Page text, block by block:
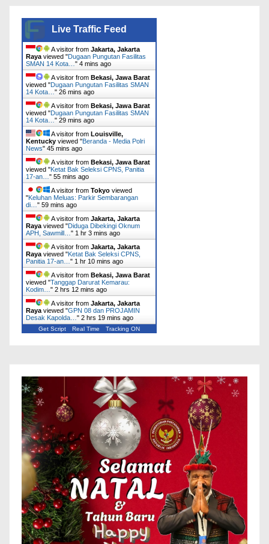
Live Traffic Feed
A visitor from Jakarta, Jakarta
Raya viewed "Dugaan Pungutan Fasilitas
SMAN 14 Kota… " 4 mins ago
A visitor from Bekasi, Jawa Barat
viewed "Dugaan Pungutan Fasilitas SMAN
14 Kota… " 26 mins ago
A visitor from Bekasi, Jawa Barat
viewed "Dugaan Pungutan Fasilitas SMAN
14 Kota… " 29 mins ago
A visitor from Louisville,
Kentucky viewed "Beranda - Media Polri
News" 45 mins ago
A visitor from Bekasi, Jawa Barat
viewed "Ketat Bak Seleksi CPNS, Panitia
17-an… " 55 mins ago
A visitor from Tokyo viewed
"Keluhan Meluas: Parkir Sembarangan
di… " 59 mins ago
A visitor from Jakarta, Jakarta
Raya viewed "Diduga Dibekingi Oknum
APH, Sawmill… " 1 hr 3 mins ago
A visitor from Jakarta, Jakarta
Raya viewed "Ketat Bak Seleksi CPNS,
Panitia 17-an… " 1 hr 10 mins ago
A visitor from Bekasi, Jawa Barat
viewed "Tanggap Darurat Kemarau:
Kodim… " 2 hrs 12 mins ago
A visitor from Jakarta, Jakarta
Raya viewed "GPN 08 dan PROJAMIN
Desak Kapolda… " 2 hrs 19 mins ago
Get Script Real Time Tracking ON